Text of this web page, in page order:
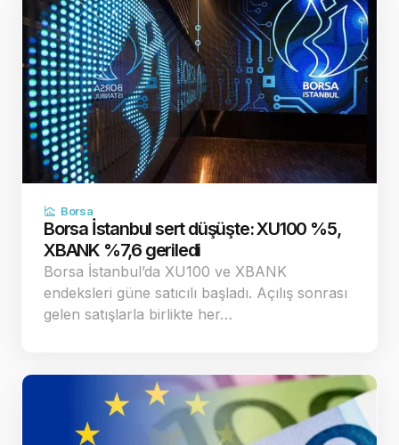
Borsa
Borsa İstanbul sert düşüşte: XU100 %5,
XBANK %7,6 geriledi
Borsa İstanbul’da XU100 ve XBANK
endeksleri güne satıcılı başladı. Açılış sonrası
gelen satışlarla birlikte her…